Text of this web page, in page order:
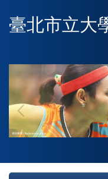
到
內
容
臺北市立大